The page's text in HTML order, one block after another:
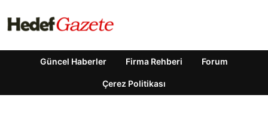
Güncel Haberler Firma Rehberi Forum
Çerez Politikası